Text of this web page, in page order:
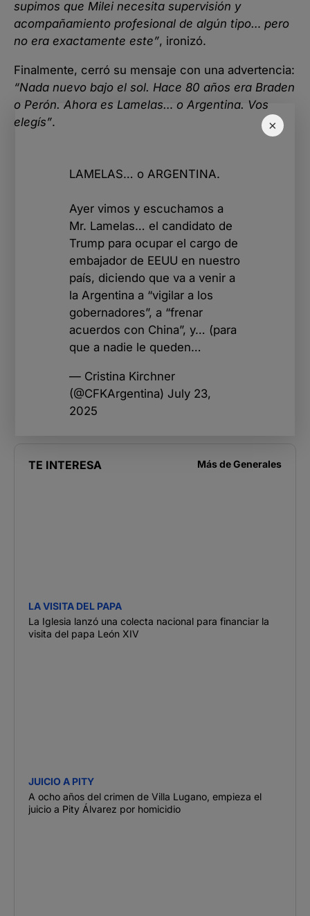
×
supimos que Milei necesita supervisión y
acompañamiento profesional de algún tipo… pero
no era exactamente este”, ironizó.
Finalmente, cerró su mensaje con una advertencia:
“Nada nuevo bajo el sol. Hace 80 años era Braden
o Perón. Ahora es Lamelas… o Argentina. Vos
elegís”.
LAMELAS… o ARGENTINA.
Ayer vimos y escuchamos a
Mr. Lamelas… el candidato de
Trump para ocupar el cargo de
embajador de EEUU en nuestro
país, diciendo que va a venir a
la Argentina a “vigilar a los
gobernadores”, a “frenar
acuerdos con China”, y… (para
que a nadie le queden…
— Cristina Kirchner
(@CFKArgentina) July 23,
2025
TE INTERESA Más deGenerales
LA VISITA DEL PAPA
La Iglesia lanzó una colecta nacional para financiar la
visita del papa León XIV
JUICIO A PITY
A ocho años del crimen de Villa Lugano, empieza el
juicio a Pity Álvarez por homicidio